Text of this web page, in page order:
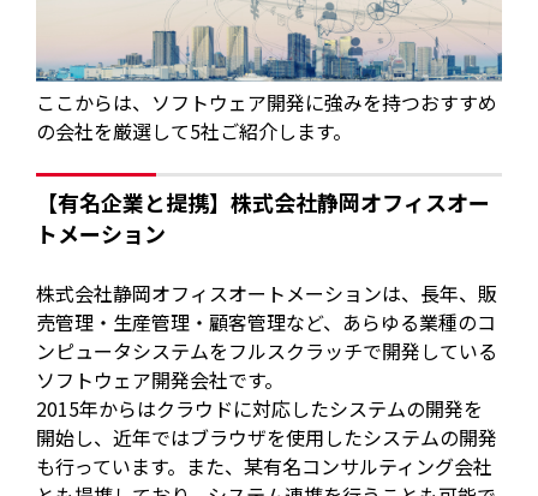
ここからは、ソフトウェア開発に強みを持つおすすめ
の会社を厳選して5社ご紹介します。
【有名企業と提携】株式会社静岡オフィスオー
トメーション
株式会社静岡オフィスオートメーションは、長年、販
売管理・生産管理・顧客管理など、あらゆる業種のコ
ンピュータシステムをフルスクラッチで開発している
ソフトウェア開発会社です。
2015年からはクラウドに対応したシステムの開発を
開始し、近年ではブラウザを使用したシステムの開発
も行っています。また、某有名コンサルティング会社